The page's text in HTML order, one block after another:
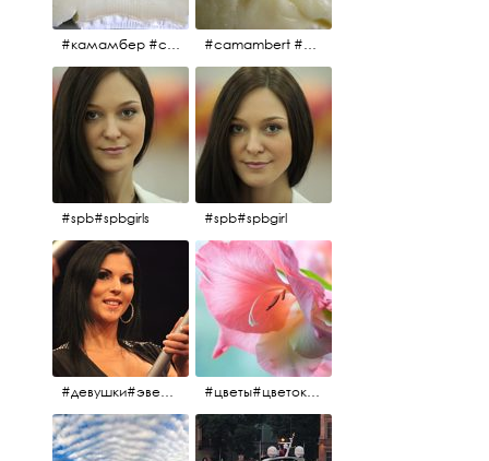
#камамбер #сыр #camambert #camambert #сыр#камамбер
#spb#spbgirls #spb#spbgirl
#девушки#эверласт#everlast#finland#southfinland#helsinki #цветы#цветок#нежность